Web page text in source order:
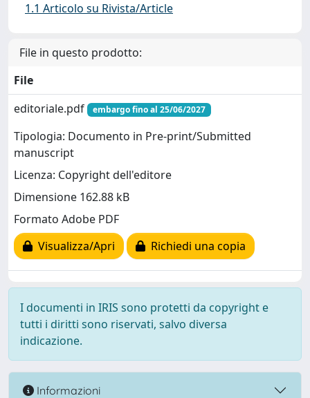
1.1 Articolo su Rivista/Article
File in questo prodotto:
File
editoriale.pdf
embargo fino al 25/06/2027
Tipologia: Documento in Pre-print/Submitted
manuscript
Licenza: Copyright dell'editore
Dimensione 162.88 kB
Formato Adobe PDF
Visualizza/Apri
Richiedi una copia
I documenti in IRIS sono protetti da copyright e
tutti i diritti sono riservati, salvo diversa
indicazione.
Informazioni